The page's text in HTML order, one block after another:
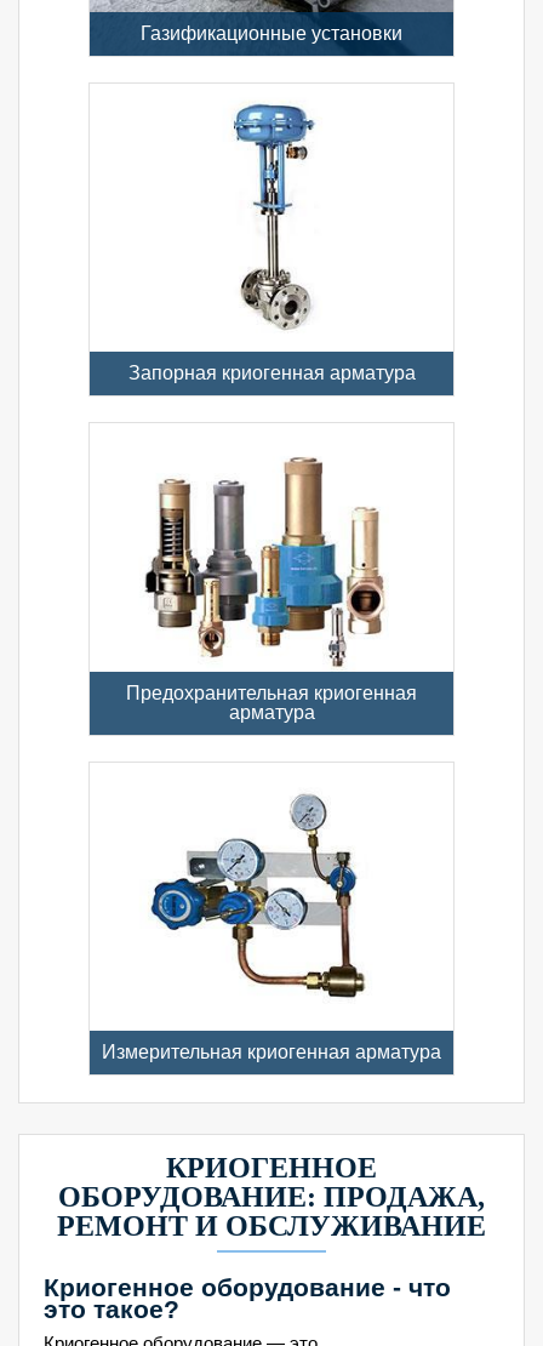
Газификационные установки
Запорная криогенная арматура
Предохранительная криогенная
арматура
Измерительная криогенная арматура
КРИОГЕННОЕ
ОБОРУДОВАНИЕ: ПРОДАЖА,
РЕМОНТ И ОБСЛУЖИВАНИЕ
Криогенное оборудование - что
это такое?